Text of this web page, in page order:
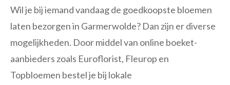
Wil je bij iemand vandaag de goedkoopste bloemen
laten bezorgen in Garmerwolde? Dan zijn er diverse
mogelijkheden. Door middel van online boeket-
aanbieders zoals Euroflorist, Fleurop en
Topbloemen bestel je bij lokale